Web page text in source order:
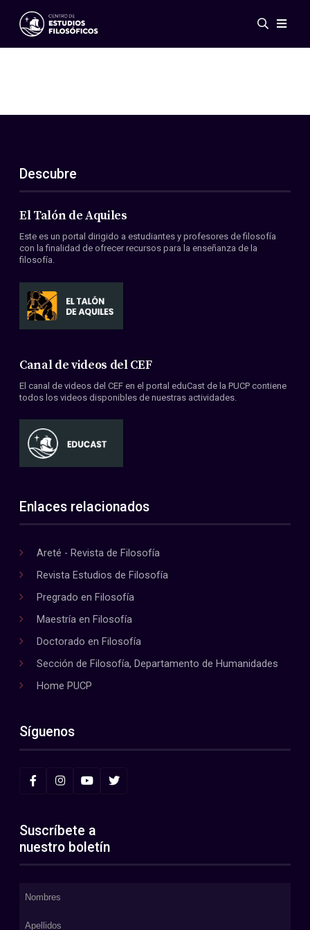
Eventos
ES
EN
Acerca de nosotros
Miembros
Convenios
Descubre
El Talón de Aquiles
Este es un portal dirigido a estudiantes y profesores de filosofía
con la finalidad de ofrecer recursos para la enseñanza de la
filosofía.
Canal de videos del CEF
El canal de videos del CEF en el portal eduCast de la PUCP contiene
todos los videos disponibles de nuestras actividades.
Enlaces relacionados
Areté - Revista de Filosofía
Revista Estudios de Filosofía
Pregrado en Filosofía
Maestría en Filosofía
Doctorado en Filosofía
Sección de Filosofía, Departamento de Humanidades
Home PUCP
Síguenos
Suscríbete a
nuestro boletín